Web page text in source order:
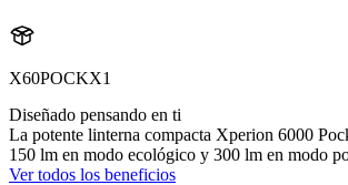
X60POCKX1
Diseñado pensando en ti
La potente linterna compacta Xperion 6000
150 lm en modo ecológico y 300 lm en modo
Ver todos los beneficios